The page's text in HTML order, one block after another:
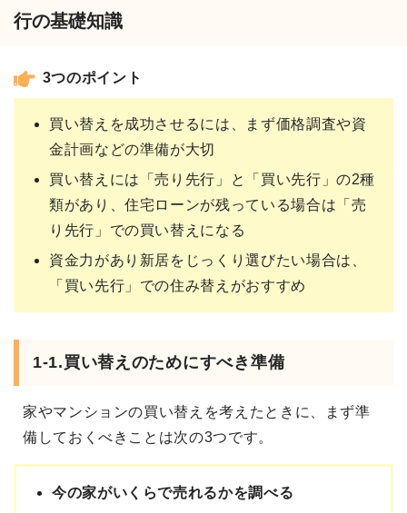
行の基礎知識
3つのポイント
買い替えを成功させるには、まず価格調査や資
金計画などの準備が大切
買い替えには「売り先行」と「買い先行」の2種
類があり、住宅ローンが残っている場合は「売
り先行」での買い替えになる
資金力があり新居をじっくり選びたい場合は、
「買い先行」での住み替えがおすすめ
1-1.買い替えのためにすべき準備
家やマンションの買い替えを考えたときに、まず準
備しておくべきことは次の3つです。
今の家がいくらで売れるかを調べる